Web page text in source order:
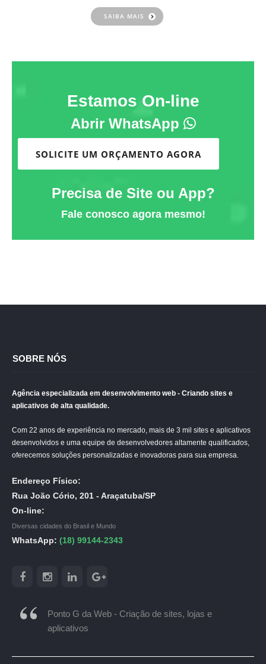
SAIBA MAIS
Estamos On-line
Abrir WhatsApp
SOLICITE UM ORÇAMENTO AGORA
Precisa de Site ou App?
Fale conosco agora mesmo!
SOBRE NÓS
Agência especializada em desenvolvimento web - Criando sites e
aplicativos de alta qualidade.
Com 22 anos de experiência no mercado, mais de 3 mil sites e aplicativos
desenvolvidos e uma equipe de desenvolvedores altamente qualificados,
oferecemos soluções personalizadas e inovadoras para sua empresa.
Endereço Físico:
Rua João Cório, 201 - Araçatuba/SP
On-line:
Diversas cidades do Brasil e Mundo
WhatsApp: (18) 99144-2343
Ponto G da Web - Criação de sites, lojas e
aplicativos